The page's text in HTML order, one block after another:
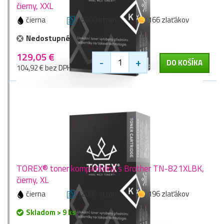
čierny, XXL
čierna 15000 stran
166 zlaťákov
Nedostupné
129,05 €
104,92 € bez DPH - + DO KOŠÍKA
TOREX® toner kompatibilný s Brother TN-821XLBK,
čierny, XL
čierna 12000 stran
196 zlaťákov
Skladom > 9 ks